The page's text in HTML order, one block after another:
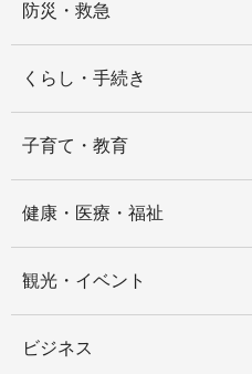
防災・救急
くらし・手続き
子育て・教育
健康・医療・福祉
観光・イベント
ビジネス